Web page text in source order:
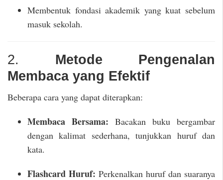
Membentuk fondasi akademik yang kuat sebelum
masuk sekolah.
2. Metode Pengenalan
Membaca yang Efektif
Beberapa cara yang dapat diterapkan:
Membaca Bersama: Bacakan buku bergambar
dengan kalimat sederhana, tunjukkan huruf dan
kata.
Flashcard Huruf: Perkenalkan huruf dan suaranya